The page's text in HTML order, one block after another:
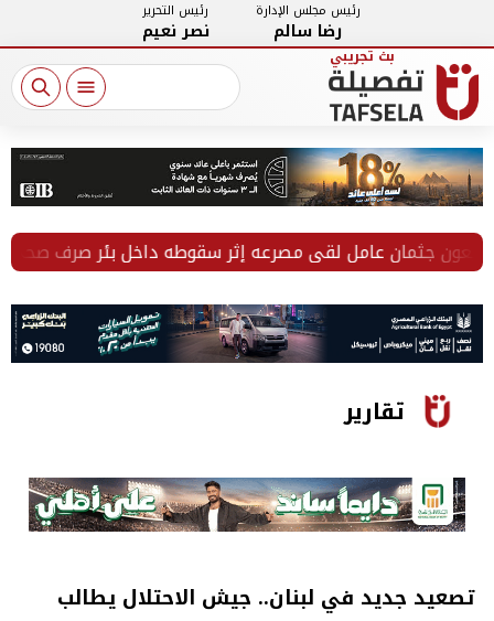
رئيس مجلس الإدارة
رضا سالم
رئيس التحرير
نصر نعيم
جثمان عامل لقي مصرعه إثر سقوطه داخل بئر صرف صحي
تقارير
تصعيد جديد في لبنان.. جيش الاحتلال يطالب